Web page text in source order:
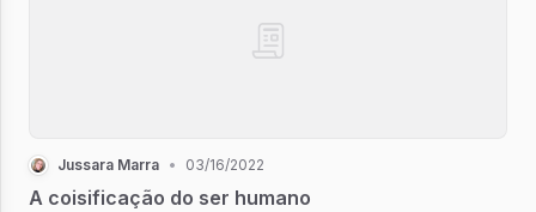
Jussara Marra • 03/16/2022
A coisificação do ser humano